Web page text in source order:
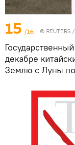
15 /16 © REUTERS
декабре
Землю с Луны